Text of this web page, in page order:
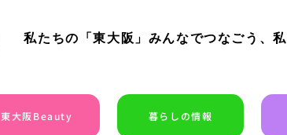
私たちの「東大阪」みんなでつなごう、私
東大阪Beauty 暮らしの情報